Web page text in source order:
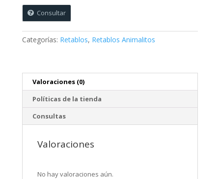
Pastel
-
45
x
c/u
cantidad
Consultar
Categorías: Retablos, Retablos Animalitos
Valoraciones (0)
Políticas de la tienda
Consultas
Valoraciones
No hay valoraciones aún.